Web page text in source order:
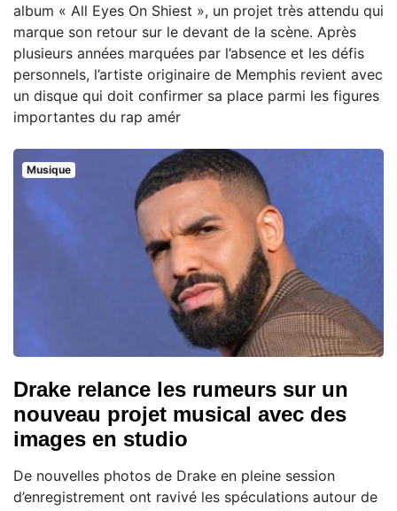
album « All Eyes On Shiest », un projet très attendu qui
marque son retour sur le devant de la scène. Après
plusieurs années marquées par l’absence et les défis
personnels, l’artiste originaire de Memphis revient avec
un disque qui doit confirmer sa place parmi les figures
importantes du rap amér
Musique
Drake relance les rumeurs sur un
nouveau projet musical avec des
images en studio
De nouvelles photos de Drake en pleine session
d’enregistrement ont ravivé les spéculations autour de